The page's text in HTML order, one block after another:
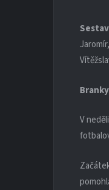
Branky
V